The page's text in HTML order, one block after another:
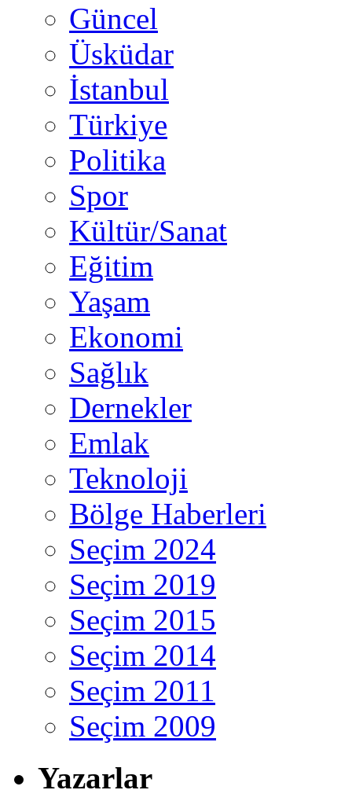
Güncel
Üsküdar
İstanbul
Türkiye
Politika
Spor
Kültür/Sanat
Eğitim
Yaşam
Ekonomi
Sağlık
Dernekler
Emlak
Teknoloji
Bölge Haberleri
Seçim 2024
Seçim 2019
Seçim 2015
Seçim 2014
Seçim 2011
Seçim 2009
Yazarlar